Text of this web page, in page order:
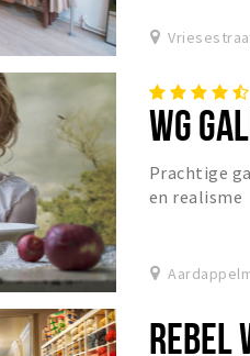
WG
Prachtige
en realisme
REBEL